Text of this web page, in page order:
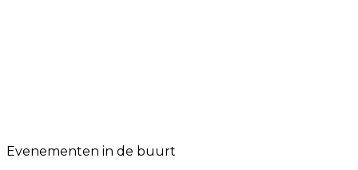
Evenementen in de buurt